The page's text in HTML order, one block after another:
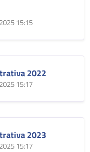
15:15
2022
15:17
2023
15:17